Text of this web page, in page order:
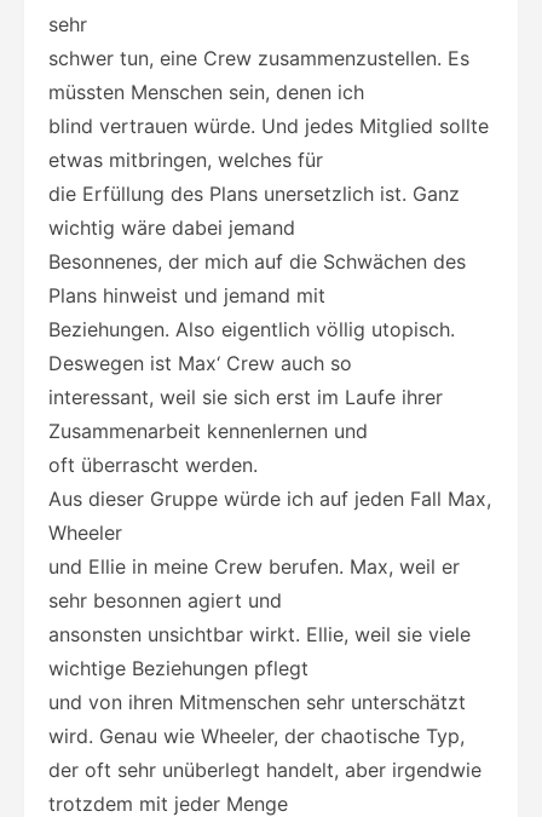
sehr
schwer tun, eine Crew zusammenzustellen. Es
müssten Menschen sein, denen ich
blind vertrauen würde. Und jedes Mitglied sollte
etwas mitbringen, welches für
die Erfüllung des Plans unersetzlich ist. Ganz
wichtig wäre dabei jemand
Besonnenes, der mich auf die Schwächen des
Plans hinweist und jemand mit
Beziehungen. Also eigentlich völlig utopisch.
Deswegen ist Max‘ Crew auch so
interessant, weil sie sich erst im Laufe ihrer
Zusammenarbeit kennenlernen und
oft überrascht werden.
Aus dieser Gruppe würde ich auf jeden Fall Max,
Wheeler
und Ellie in meine Crew berufen. Max, weil er
sehr besonnen agiert und
ansonsten unsichtbar wirkt. Ellie, weil sie viele
wichtige Beziehungen pflegt
und von ihren Mitmenschen sehr unterschätzt
wird. Genau wie Wheeler, der chaotische Typ,
der oft sehr unüberlegt handelt, aber irgendwie
trotzdem mit jeder Menge